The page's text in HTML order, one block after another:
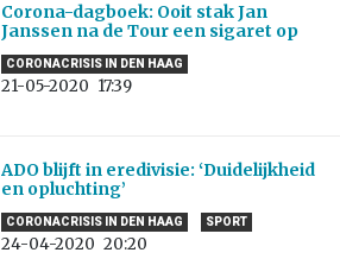
Corona-dagboek: Ooit stak Jan
Janssen na de Tour een sigaret op
CORONACRISIS IN DEN HAAG
21-05-2020 17:39
ADO blijft in eredivisie: ‘Duidelijkheid
en opluchting’
CORONACRISIS IN DEN HAAG SPORT
24-04-2020 20:20